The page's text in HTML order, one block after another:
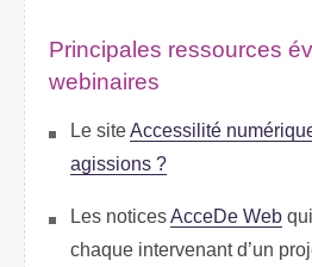
Principales ressources
webinaires
Le siteAccessilité
agissions ?
Les noticesAcceDe Web
chaque intervenant d’un